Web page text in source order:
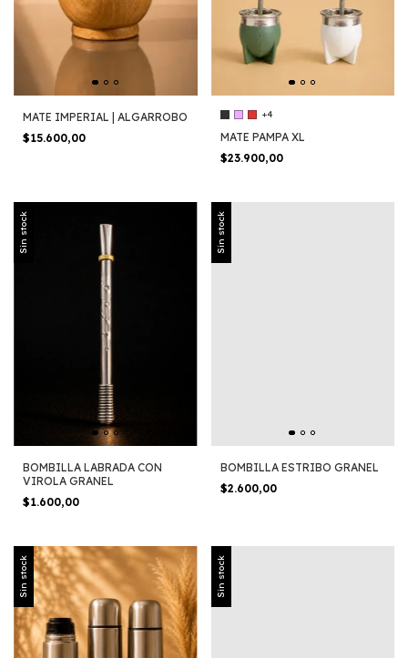
MATE IMPERIAL | ALGARROBO
$15.600,00
+4
MATE PAMPA XL
$23.900,00
Sin stock
BOMBILLA LABRADA CON
VIROLA GRANEL
$1.600,00
Sin stock
BOMBILLA ESTRIBO GRANEL
$2.600,00
Sin stock Sin stock